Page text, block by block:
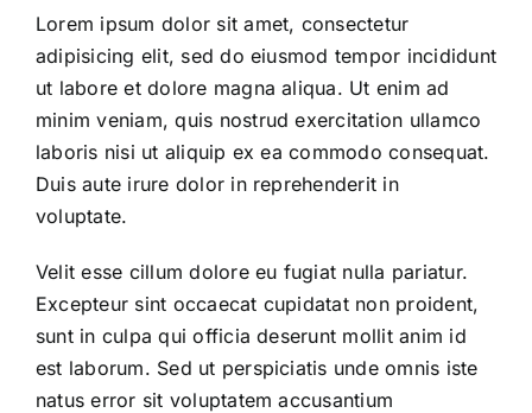
Lorem ipsum dolor sit amet, consectetur
adipisicing elit, sed do eiusmod tempor incididunt
ut labore et dolore magna aliqua. Ut enim ad
minim veniam, quis nostrud exercitation ullamco
laboris nisi ut aliquip ex ea commodo consequat.
Duis aute irure dolor in reprehenderit in
voluptate.
Velit esse cillum dolore eu fugiat nulla pariatur.
Excepteur sint occaecat cupidatat non proident,
sunt in culpa qui officia deserunt mollit anim id
est laborum. Sed ut perspiciatis unde omnis iste
natus error sit voluptatem accusantium